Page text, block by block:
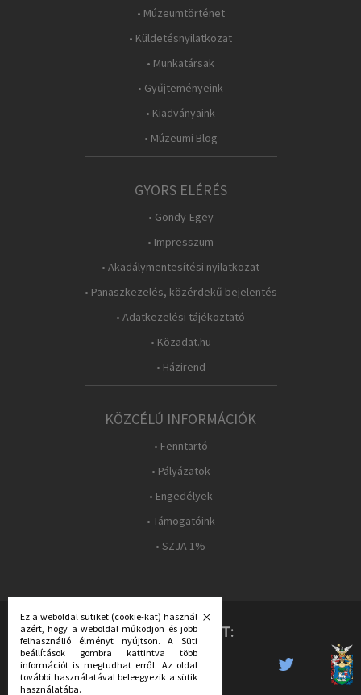
• Múzeumtörténet
• Küldetésnyilatkozat
• Munkatársak
• Gyűjteményeink
• Kiadványaink
• Múzeumi Blog
GYORS ELÉRÉS
• Gondy-Egey
• Impresszum
• Akadálymentesítési nyilatkozat
• Panaszkezelés, közérdekű bejelentés
• Adatkezelési tájékoztató
• Közadat.hu
• Házirend
KÖZCÉLÚ INFORMÁCIÓK
• Fenntartó
• Pályázatok
• Engedélyek
• Támogatóink
• SZJA 1%
KÖVESS MINKET:
Ez a weboldal sütiket (cookie-kat) használ
azért, hogy a weboldal működjön és jobb
felhasználió élményt nyújtson. A Süti
beállítások gombra kattintva több
információt is megtudhat erről. Az oldal
további használatával beleegyezik a sütik
használatába.